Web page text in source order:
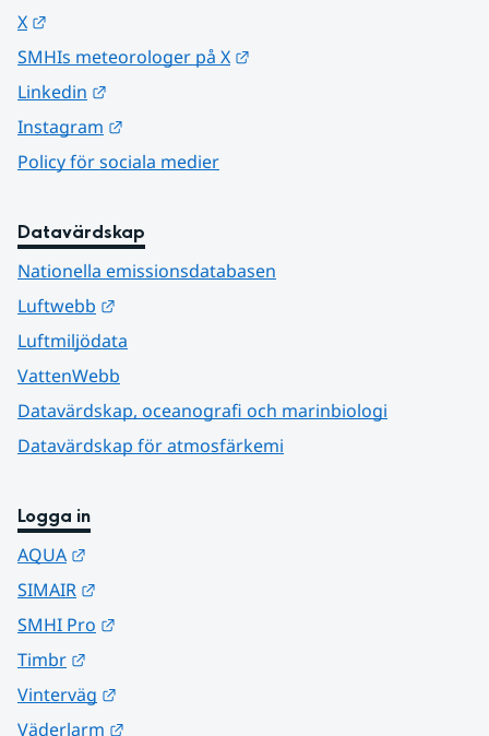
X
SMHIs meteorologer på X
Linkedin
Instagram
Policy för sociala medier
Datavärdskap
Nationella emissionsdatabasen
Luftwebb
Luftmiljödata
VattenWebb
Datavärdskap, oceanografi och marinbiologi
Datavärdskap för atmosfärkemi
Logga in
AQUA
SIMAIR
SMHI Pro
Timbr
Vinterväg
Väderlarm